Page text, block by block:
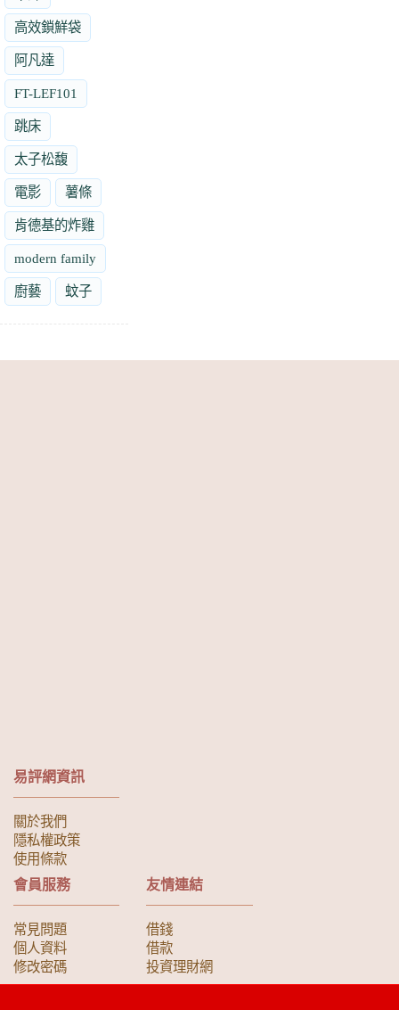
高效鎖鮮袋
阿凡達
FT-LEF101
跳床
太子松馥
電影 薯條
肯德基的炸雞
modern family
廚藝 蚊子
易評網資訊
關於我們
隱私權政策
使用條款
會員服務
常見問題
個人資料
修改密碼
友情連結
借錢
借款
投資理財網